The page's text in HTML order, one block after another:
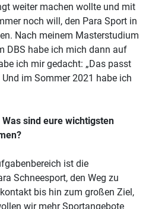
weiter machen wollte und mit
noch will, den Para Sport in
Nach meinem Masterstudium
DBS habe ich mich dann auf
ich mir gedacht: „Das passt
Und im Sommer 2021 habe ich
sind eure wichtigsten
ist die
Schneesport, den Weg zu
bis hin zum großen Ziel,
wir mehr Sportangebote